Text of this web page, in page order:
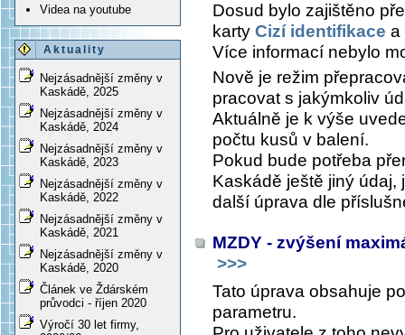
Videa na youtube
Aktuality
Nejzásadnější změny v
Kaskádě, 2025
Nejzásadnější změny v
Kaskádě, 2024
Nejzásadnější změny v
Kaskádě, 2023
Nejzásadnější změny v
Kaskádě, 2022
Nejzásadnější změny v
Kaskádě, 2021
Nejzásadnější změny v
Kaskádě, 2020
Článek ve Ždárském
průvodci - říjen 2020
Výročí 30 let firmy,
Dosud bylo zajištěno
karty Cizí identifikace a
Více informací nebylo
Nově je režim
pracovat s jakýmkoliv
Aktuálně je k výše
počtu kusů v balení.
Pokud bude potřeba
Kaskádě ještě jiný údaj,
další úprava dle
MZDY - zvýšení
>>>
Tato úprava obsahuje
parametru.